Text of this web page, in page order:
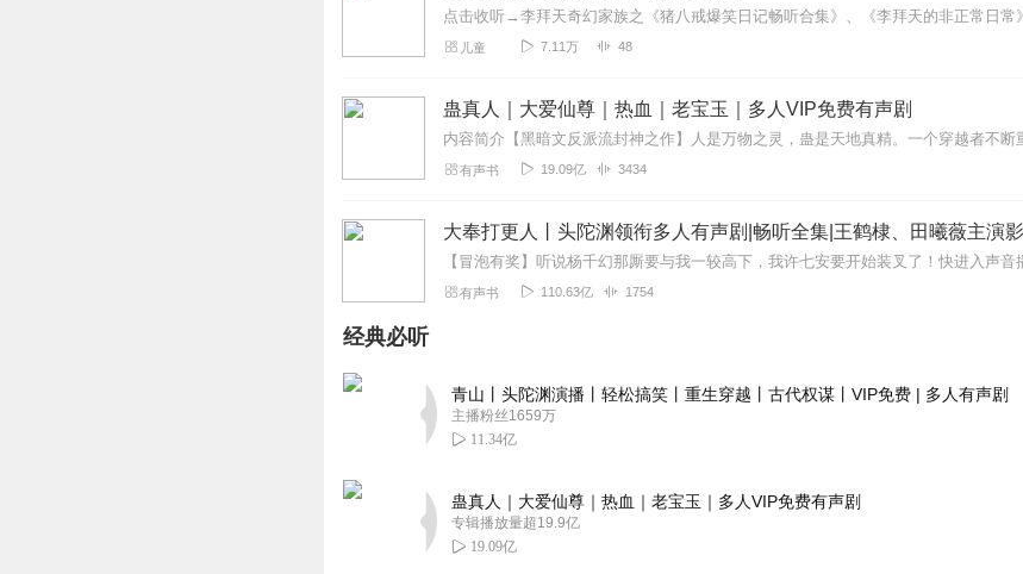
儿童 7.11万 48
蛊真人｜大爱仙尊｜热血｜老宝玉｜多人VIP免费有声剧
有声书 19.09亿 3434
大奉打更人丨头陀渊领衔多人有声剧|畅听全集|王鹤棣、田曦薇主演
有声书 110.63亿 1754
经典必听
青山丨头陀渊演播丨轻松搞笑丨重生穿越丨古代权谋丨VIP免费 | 多人有声剧
主播粉丝1659万
11.34亿
蛊真人｜大爱仙尊｜热血｜老宝玉｜多人VIP免费有声剧
专辑播放量超19.9亿
19.09亿